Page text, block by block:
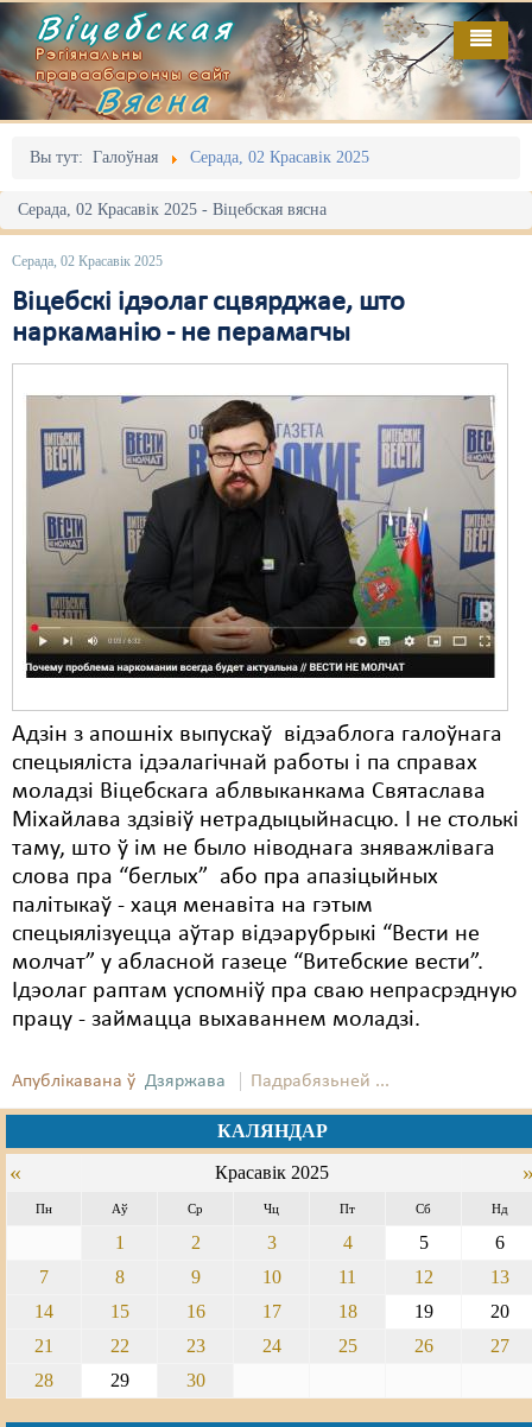
Віцебская
Рэгіянальны
праваабарончы сайт
Вясна
Вы тут: Галоўная Серада, 02 Красавік 2025
Серада, 02 Красавік 2025 - Віцебская вясна
Серада, 02 Красавік 2025
Віцебскі ідэолаг сцвярджае, што
наркаманію - не перамагчы
Адзін з апошніх выпускаў відэаблога галоўнага
спецыяліста ідэалагічнай работы і па справах
моладзі Віцебскага аблвыканкама Святаслава
Міхайлава здзівіў нетрадыцыйнасцю. І не столькі
таму, што ў ім не было ніводнага зняважлівага
слова пра “беглых” або пра апазіцыйных
палітыкаў - хаця менавіта на гэтым
спецыялізуецца аўтар відэарубрыкі “Вести не
молчат” у абласной газеце “Витебские вести”.
Ідэолаг раптам успомніў пра сваю непрасрэдную
працу - займацца выхаваннем моладзі.
Апублікавана ў Дзяржава Падрабязьней ...
КАЛЯНДАР
« Красавік 2025
Пн Аў Ср Чц Пт Сб Нд
1 2 3 4 5
6
7
8 9 10 11 12
13
14
15 16 17 18 19
20
21
22 23 24 25 26
27
28
29 30
Галоўная
Адміністрацыйны перасьлед
Акцыі
Выбары
Грамадзянскія ініцыятывы
Дзяржава
Дыскрымінацыя
Затрыманьні
Карная псыхіятрыя
Культурныя правы
ЛПП
Мігранты
Мірныя сходы
Палітвязьні
Праваабаронцы
Правы дзіцяці
Пэнітэнцыярная сыстэма
Распальваньне варожасьці
Свабода сумленьня
Сьмяротнае пакараньне
Правы працоўных
Сацыяльныя правы
Выданьні
Відэа
Пра нас
RSS